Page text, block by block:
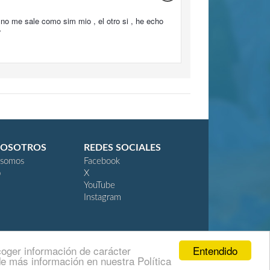
Entendido
información de carácter
más información en nuestra Política
me sale como sim mio , el otro si , he echo
REDES SOCIALES
Facebook
X
YouTube
Instagram